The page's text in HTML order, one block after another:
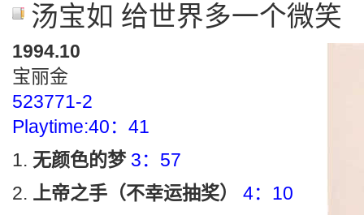
汤宝如 给世界多一个微笑
1994.10
宝丽金
523771-2
Playtime:40：41
无颜色的梦 3：57
上帝之手（不幸运抽奖）
4：10